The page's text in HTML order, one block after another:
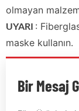
olmayan
UYARI :
maske kullanın.
Bir Mesaj